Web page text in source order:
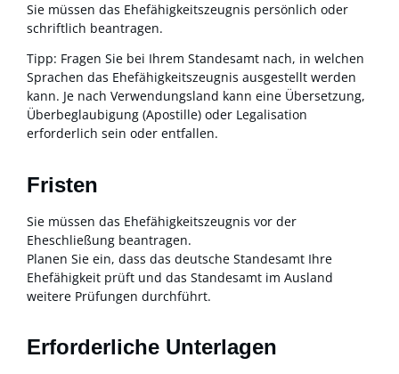
Sie müssen das Ehefähigkeitszeugnis persönlich oder
schriftlich beantragen.
Tipp: Fragen Sie bei Ihrem Standesamt nach, in welchen
Sprachen das Ehefähigkeitszeugnis ausgestellt werden
kann. Je nach Verwendungsland kann eine Übersetzung,
Überbeglaubigung (Apostille) oder Legalisation
erforderlich sein oder entfallen.
Fristen
Sie müssen das Ehefähigkeitszeugnis vor der
Eheschließung beantragen.
Planen Sie ein, dass das deutsche Standesamt Ihre
Ehefähigkeit prüft und das Standesamt im Ausland
weitere Prüfungen durchführt.
Erforderliche Unterlagen